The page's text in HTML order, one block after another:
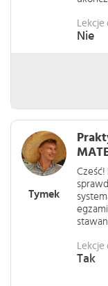
Lekcje
Nie
Tymek
Cześć!
Lekcje
Tak